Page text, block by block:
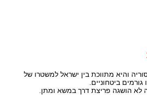
והיא מתווכת בין ישראל למשטרו של
ביטחוניים.
לא הושגה פריצת דרך במשא ומתן.